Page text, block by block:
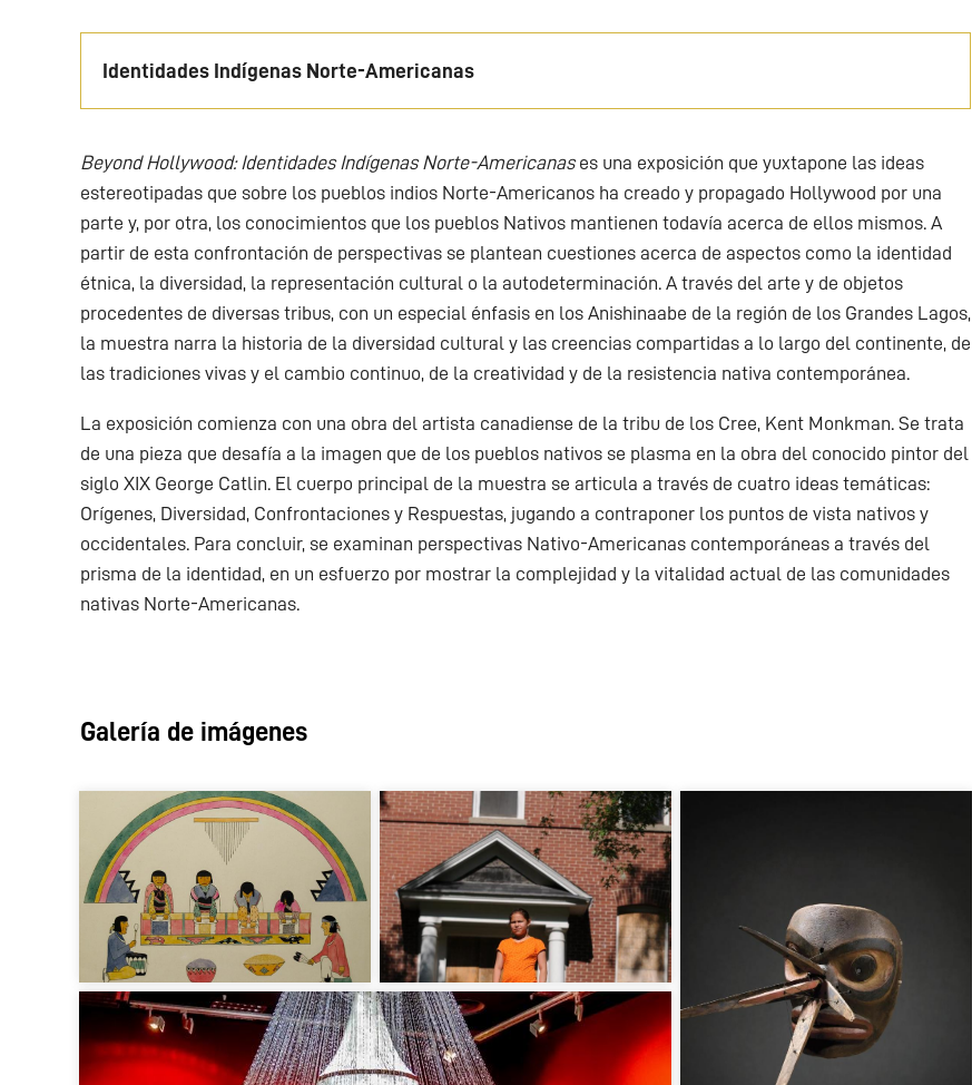
Identidades Indígenas Norte-Americanas
Beyond Hollywood: Identidades Indígenas Norte-Americanases una exposición que yuxtapone las ideas
estereotipadas que sobre los pueblos indios Norte-Americanos ha creado y propagado Hollywood por una
parte y, por otra, los conocimientos que los pueblos Nativos mantienen todavía acerca de ellos mismos. A
partir de esta confrontación de perspectivas se plantean cuestiones acerca de aspectos como la identidad
étnica, la diversidad, la representación cultural o la autodeterminación. A través del arte y de objetos
procedentes de diversas tribus, con un especial énfasis en los Anishinaabe de la región de los Grandes Lagos,
la muestra narra la historia de la diversidad cultural y las creencias compartidas a lo largo del continente, de
las tradiciones vivas y el cambio continuo, de la creatividad y de la resistencia nativa contemporánea.
La exposición comienza con una obra del artista canadiense de la tribu de los Cree, Kent Monkman. Se trata
de una pieza que desafía a la imagen que de los pueblos nativos se plasma en la obra del conocido pintor del
siglo XIX George Catlin. El cuerpo principal de la muestra se articula a través de cuatro ideas temáticas:
Orígenes, Diversidad, Confrontaciones y Respuestas, jugando a contraponer los puntos de vista nativos y
occidentales. Para concluir, se examinan perspectivas Nativo-Americanas contemporáneas a través del
prisma de la identidad, en un esfuerzo por mostrar la complejidad y la vitalidad actual de las comunidades
nativas Norte-Americanas.
Galería de imágenes